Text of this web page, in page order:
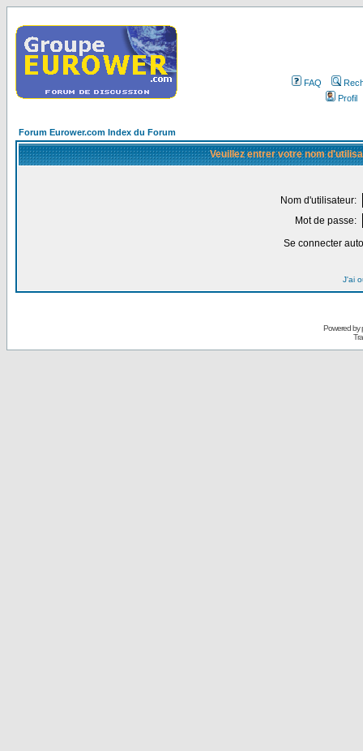
FAQ
Profil
Forum Eurower.com Index du Forum
Veuillez entrer votre nom
Nom d'utilisateur:
Mot de passe:
Se connecter
J'ai
Powered by